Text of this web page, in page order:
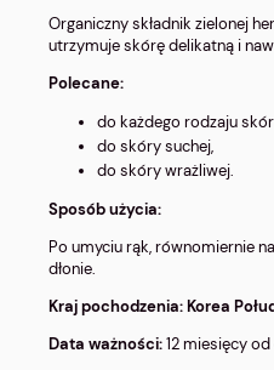
Organiczny składnik zielonej
utrzymuje skórę delikatną i
Polecane:
do każdego rodzaju
do skóry suchej,
do skóry wrażliwej.
Sposób użycia:
Po umyciu rąk, równomiernie
dłonie.
Kraj pochodzenia: Korea
Data ważności:12 miesięcy